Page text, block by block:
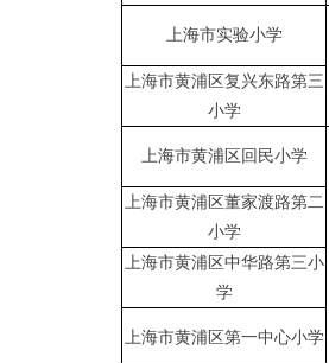
上海市实验小学
上海市黄浦区复兴东路第三
小学
上海市黄浦区回民小学
上海市黄浦区董家渡路第二
小学
上海市黄浦区中华路第三小
学
上海市黄浦区第一中心小学